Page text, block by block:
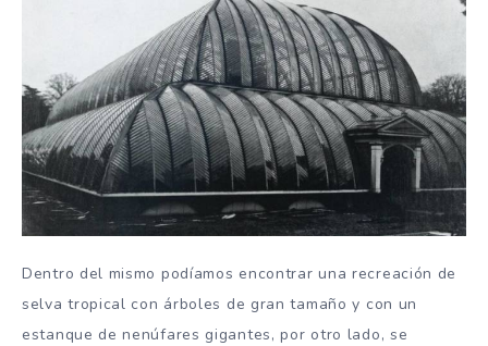
Dentro del mismo podíamos encontrar una recreación de
selva tropical con árboles de gran tamaño y con un
estanque de nenúfares gigantes, por otro lado, se